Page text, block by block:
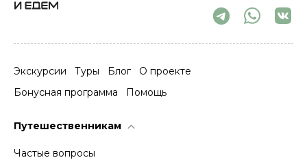
Экскурсии Туры Блог
О проекте
Бонусная программа
Помощь
Путешественникам
Частые вопросы